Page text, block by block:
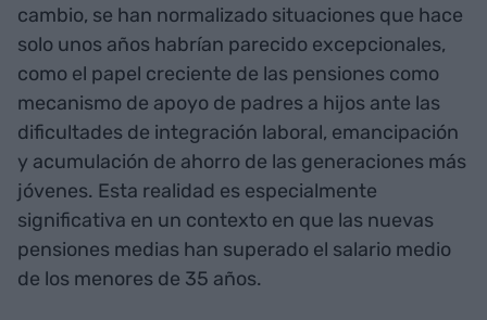
cambio, se han normalizado situaciones que hace
solo unos años habrían parecido excepcionales,
como el papel creciente de las pensiones como
mecanismo de apoyo de padres a hijos ante las
dificultades de integración laboral, emancipación
y acumulación de ahorro de las generaciones más
jóvenes. Esta realidad es especialmente
significativa en un contexto en que las nuevas
pensiones medias han superado el salario medio
de los menores de 35 años.